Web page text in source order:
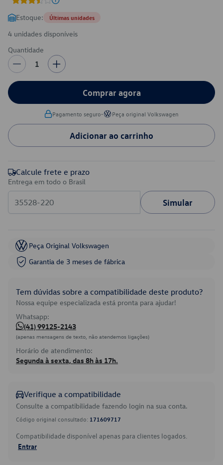
Estoque: Últimas unidades
4 unidades disponíveis
Quantidade
1
Comprar agora
Pagamento seguro• Peça original Volkswagen
Adicionar ao carrinho
Calcule frete e prazo
Entrega em todo o Brasil
Simular
Peça Original Volkswagen
Garantia de 3 meses de fábrica
Tem dúvidas sobre a compatibilidade deste produto?
Nossa equipe especializada está pronta para ajudar!
Whatsapp:
(41) 99125-2143
(apenas mensagens de texto, não atendemos ligações)
Horário de atendimento:
Segunda à sexta, das 8h às 17h.
Verifique a compatibilidade
Consulte a compatibilidade fazendo login na sua conta.
Código original consultado: 171609717
Compatibilidade disponível apenas para clientes logados.
Entrar